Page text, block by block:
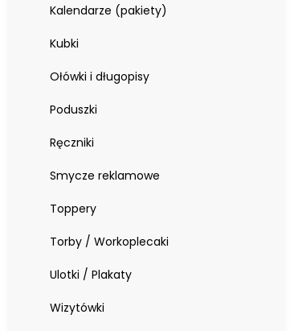
Kalendarze (pakiety)
Kubki
Ołówki i długopisy
Poduszki
Ręczniki
Smycze reklamowe
Toppery
Torby / Workoplecaki
Ulotki / Plakaty
Wizytówki